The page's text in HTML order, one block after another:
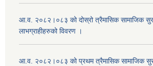
आ.व. २०८२।०८३ को दोस्रो त्रैमासिक सामाजिक
लाभग्राहीहरुको विवरण ।
आ.व. २०८२।०८३ को प्रथम त्रैमासिक सामाजिक